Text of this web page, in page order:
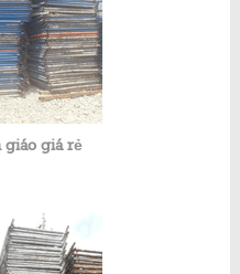
giáo giá rẻ